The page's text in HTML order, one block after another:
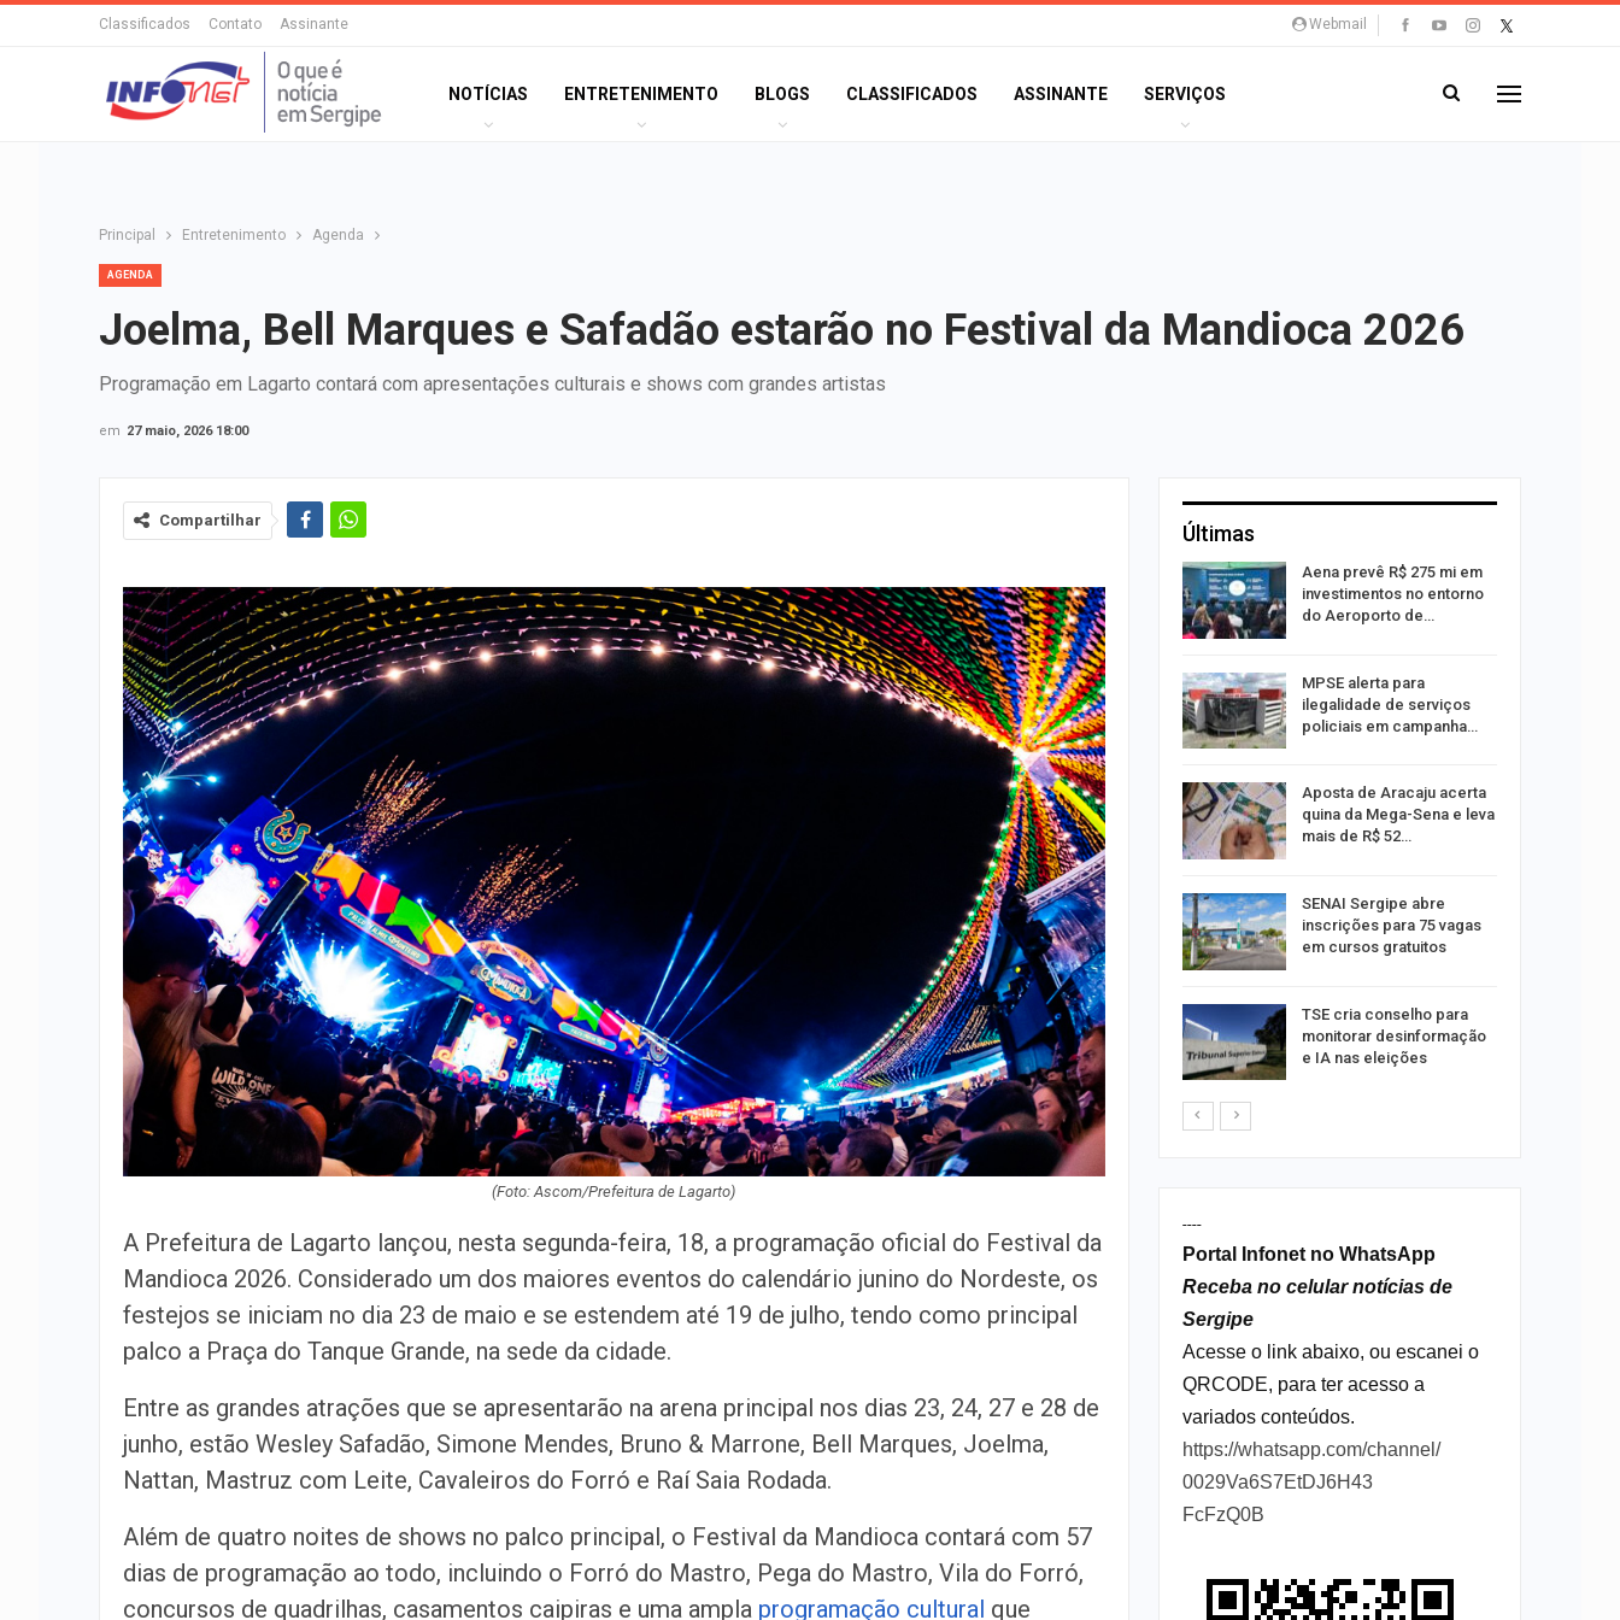
Webmail
Classificados Contato Assinante
NOTÍCIAS ENTRETENIMENTO BLOGS CLASSIFICADOS ASSINANTE SERVIÇOS
Principal Entretenimento Agenda
AGENDA
Joelma, Bell Marques e Safadão estarão no Festival da Mandioca 2026
Programação em Lagarto contará com apresentações culturais e shows com grandes artistas
em 27 maio, 2026 18:00
Compartilhar
(Foto: Ascom/Prefeitura de Lagarto)
A Prefeitura de Lagarto lançou, nesta segunda-feira, 18, a programação oficial do Festival da
Mandioca 2026. Considerado um dos maiores eventos do calendário junino do Nordeste, os
festejos se iniciam no dia 23 de maio e se estendem até 19 de julho, tendo como principal
palco a Praça do Tanque Grande, na sede da cidade.
Entre as grandes atrações que se apresentarão na arena principal nos dias 23, 24, 27 e 28 de
junho, estão Wesley Safadão, Simone Mendes, Bruno & Marrone, Bell Marques, Joelma,
Nattan, Mastruz com Leite, Cavaleiros do Forró e Raí Saia Rodada.
Além de quatro noites de shows no palco principal, o Festival da Mandioca contará com 57
dias de programação ao todo, incluindo o Forró do Mastro, Pega do Mastro, Vila do Forró,
concursos de quadrilhas, casamentos caipiras e uma ampla programação cultural que
Últimas
de Pai e Filho
A Fabulosa Maquina do
Tempo
Homem Aranha: Um Novo
Mulher é agredida e
companheiro é preso por
violência doméstica
Sergipe terá possibilidade
de chuva leve durante o
fim de semana
Aena prevê R$ 275 mi em
investimentos no entorno
do Aeroporto de…
MPSE alerta para
ilegalidade de serviços
policiais em campanha…
Aposta de Aracaju acerta
quina da Mega-Sena e leva
mais de R$ 52…
SENAI Sergipe abre
inscrições para 75 vagas
em cursos gratuitos
TSE cria conselho para
monitorar desinformação
e IA nas eleições
----
Portal Infonet no WhatsApp
Receba no celular notícias de
Sergipe
Acesse o link abaixo, ou escanei o
QRCODE, para ter acesso a
variados conteúdos.
https://whatsapp.com/channel/
0029Va6S7EtDJ6H43
FcFzQ0B